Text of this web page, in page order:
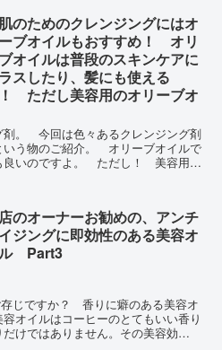
のためのクレンジングにはオ
ブオイルもおすすめ！ オリ
オイルは普段のスキンケアに
スしたり、髪にも使える
ただし美容用のオリーブオ
剤。 今回は色々あるクレンジング剤
いう物のご紹介。 オリーブオイルで
いのですよ。 ただし！ 美容用の
のオーナーお勧めの、アンチ
ジングに即効性のある美容オ
Part3
じですか？ 香りに癖のある美容オ
オイルはコーヒーのとてもいい香り
けではありません。その美容効